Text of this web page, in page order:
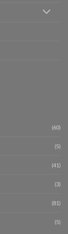
(60)
(5)
(41)
(3)
(81)
(5)